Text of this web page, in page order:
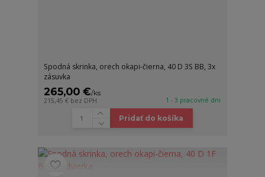
Spodná skrinka, orech okapi-čierna, 40 D 3S BB, 3x
zásuvka
265,00 €/ks
215,45 € bez DPH 1 - 3 pracovné dni
Pridať do košíka